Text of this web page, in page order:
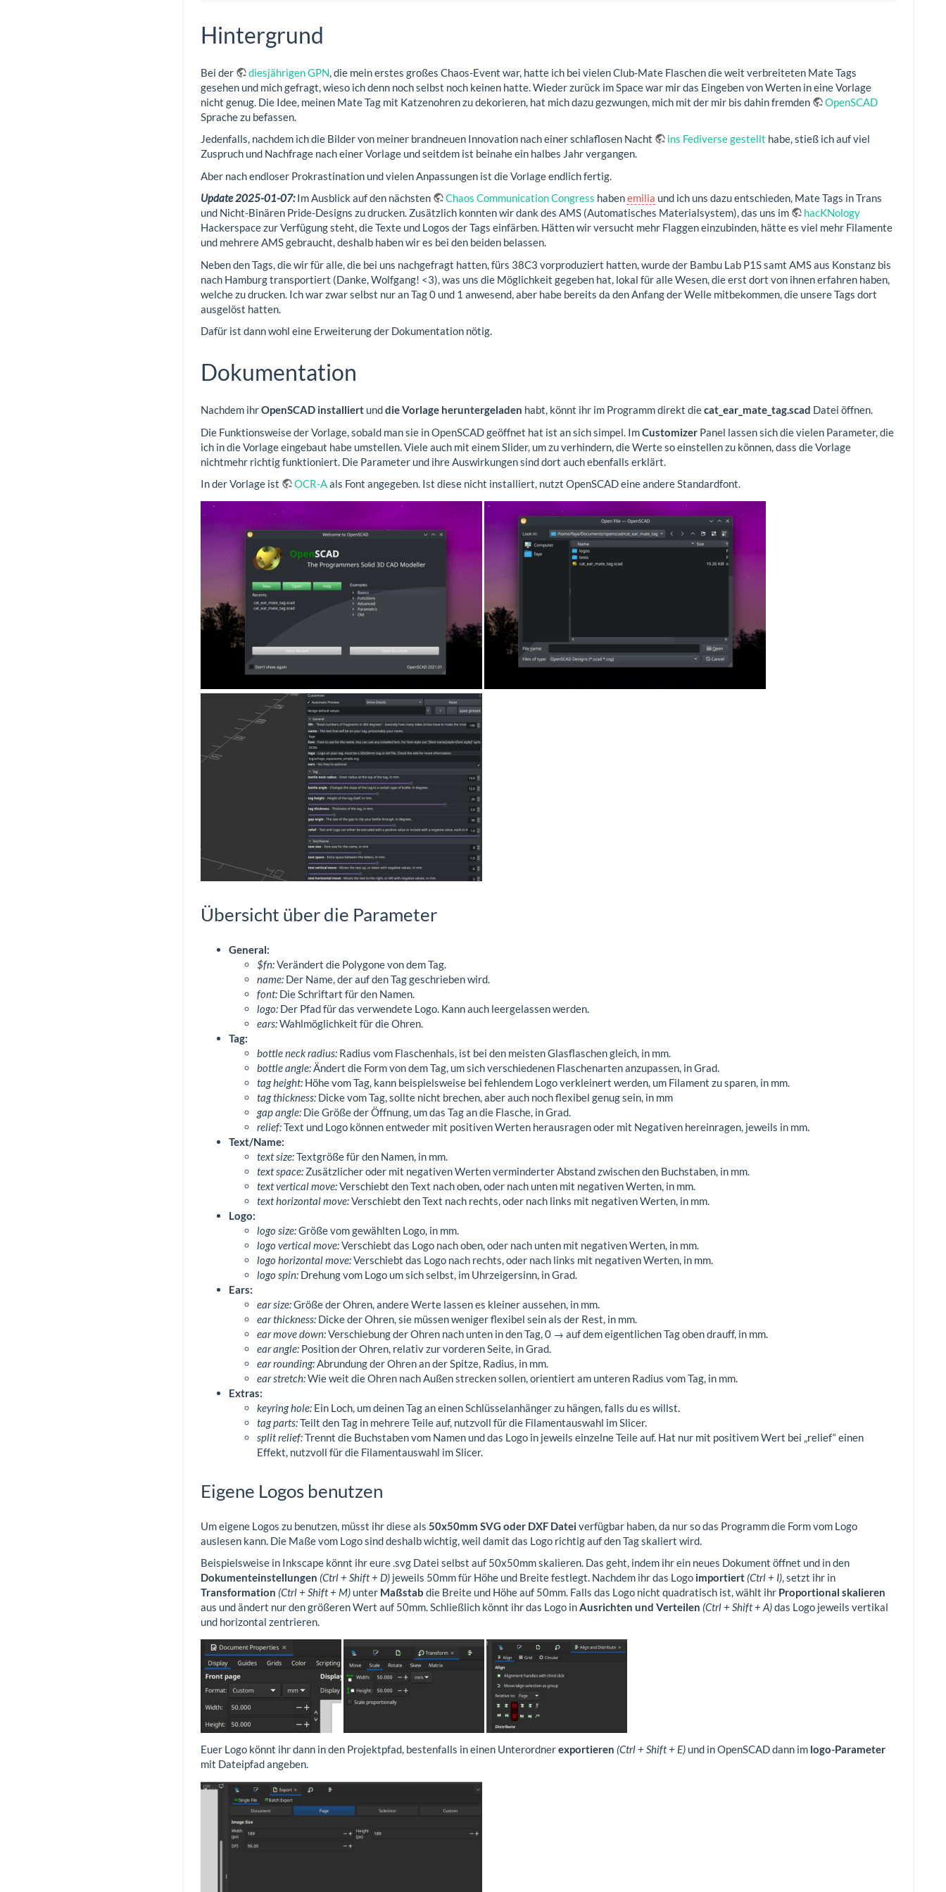
Hintergrund
Bei der diesjährigen GPN, die mein erstes großes Chaos-Event war, hatte ich bei vielen Club-Mate Flaschen die weit verbreiteten Mate Tags
gesehen und mich gefragt, wieso ich denn noch selbst noch keinen hatte. Wieder zurück im Space war mir das Eingeben von Werten in eine Vorlage
nicht genug. Die Idee, meinen Mate Tag mit Katzenohren zu dekorieren, hat mich dazu gezwungen, mich mit der mir bis dahin fremden
OpenSCAD
Sprache zu befassen.
Jedenfalls, nachdem ich die Bilder von meiner brandneuen Innovation nach einer schlaflosen Nacht
ins Fediverse gestellt habe, stieß ich auf viel
Zuspruch und Nachfrage nach einer Vorlage und seitdem ist beinahe ein halbes Jahr vergangen.
Aber nach endloser Prokrastination und vielen Anpassungen ist die Vorlage endlich fertig.
Update 2025-01-07:Im Ausblick auf den nächsten Chaos Communication Congress habenemilia und ich uns dazu entschieden, Mate Tags in Trans
und Nicht-Binären Pride-Designs zu drucken. Zusätzlich konnten wir dank des AMS (Automatisches Materialsystem), das uns im
hacKNology
Hackerspace zur Verfügung steht, die Texte und Logos der Tags einfärben. Hätten wir versucht mehr Flaggen einzubinden, hätte es viel mehr Filamente
und mehrere AMS gebraucht, deshalb haben wir es bei den beiden belassen.
Neben den Tags, die wir für alle, die bei uns nachgefragt hatten, fürs 38C3 vorproduziert hatten, wurde der Bambu Lab P1S samt AMS aus Konstanz bis
nach Hamburg transportiert (Danke, Wolfgang! <3), was uns die Möglichkeit gegeben hat, lokal für alle Wesen, die erst dort von ihnen erfahren haben,
welche zu drucken. Ich war zwar selbst nur an Tag 0 und 1 anwesend, aber habe bereits da den Anfang der Welle mitbekommen, die unsere Tags dort
ausgelöst hatten.
Dafür ist dann wohl eine Erweiterung der Dokumentation nötig.
Dokumentation
Nachdem ihrOpenSCAD installiert unddie Vorlage heruntergeladen habt, könnt ihr im Programm direkt diecat_ear_mate_tag.scad Datei öffnen.
Die Funktionsweise der Vorlage, sobald man sie in OpenSCAD geöffnet hat ist an sich simpel. ImCustomizer Panel lassen sich die vielen Parameter, die
ich in die Vorlage eingebaut habe umstellen. Viele auch mit einem Slider, um zu verhindern, die Werte so einstellen zu können, dass die Vorlage
nichtmehr richtig funktioniert. Die Parameter und ihre Auswirkungen sind dort auch ebenfalls erklärt.
In der Vorlage ist
OCR-Aals Font angegeben. Ist diese nicht installiert, nutzt OpenSCAD eine andere Standardfont.
Übersicht über die Parameter
General:
$fn:Verändert die Polygone von dem Tag.
name: Der Name, der auf den Tag geschrieben wird.
font: Die Schriftart für den Namen.
logo: Der Pfad für das verwendete Logo. Kann auch leergelassen werden.
ears:Wahlmöglichkeit für die Ohren.
Tag:
bottle neck radius: Radius vom Flaschenhals, ist bei den meisten Glasflaschen gleich, in mm.
bottle angle:Ändert die Form von dem Tag, um sich verschiedenen Flaschenarten anzupassen, in Grad.
tag height: Höhe vom Tag, kann beispielsweise bei fehlendem Logo verkleinert werden, um Filament zu sparen, in mm.
tag thickness: Dicke vom Tag, sollte nicht brechen, aber auch noch flexibel genug sein, in mm
gap angle: Die Größe der Öffnung, um das Tag an die Flasche, in Grad.
relief:Text und Logo können entweder mit positiven Werten herausragen oder mit Negativen hereinragen, jeweils in mm.
Text/Name:
text size:Textgröße für den Namen, in mm.
text space: Zusätzlicher oder mit negativen Werten verminderter Abstand zwischen den Buchstaben, in mm.
text vertical move:Verschiebt den Text nach oben, oder nach unten mit negativen Werten, in mm.
text horizontal move:Verschiebt den Text nach rechts, oder nach links mit negativen Werten, in mm.
Logo:
logo size:Größe vom gewählten Logo, in mm.
logo vertical move:Verschiebt das Logo nach oben, oder nach unten mit negativen Werten, in mm.
logo horizontal move:Verschiebt das Logo nach rechts, oder nach links mit negativen Werten, in mm.
logo spin: Drehung vom Logo um sich selbst, im Uhrzeigersinn, in Grad.
Ears:
ear size:Größe der Ohren, andere Werte lassen es kleiner aussehen, in mm.
ear thickness: Dicke der Ohren, sie müssen weniger flexibel sein als der Rest, in mm.
ear move down:Verschiebung der Ohren nach unten in den Tag, 0 → auf dem eigentlichen Tag oben drauff, in mm.
ear angle: Position der Ohren, relativ zur vorderen Seite, in Grad.
ear rounding:Abrundung der Ohren an der Spitze, Radius, in mm.
ear stretch:Wie weit die Ohren nach Außen strecken sollen, orientiert am unteren Radius vom Tag, in mm.
Extras:
keyring hole: Ein Loch, um deinen Tag an einen Schlüsselanhänger zu hängen, falls du es willst.
tag parts:Teilt den Tag in mehrere Teile auf, nutzvoll für die Filamentauswahl im Slicer.
split relief:Trennt die Buchstaben vom Namen und das Logo in jeweils einzelne Teile auf. Hat nur mit positivem Wert bei „relief“ einen
Effekt, nutzvoll für die Filamentauswahl im Slicer.
Eigene Logos benutzen
Um eigene Logos zu benutzen, müsst ihr diese als 50x50mm SVG oder DXF Dateiverfügbar haben, da nur so das Programm die Form vom Logo
auslesen kann. Die Maße vom Logo sind deshalb wichtig, weil damit das Logo richtig auf den Tag skaliert wird.
Beispielsweise in Inkscape könnt ihr eure .svg Datei selbst auf 50x50mm skalieren. Das geht, indem ihr ein neues Dokument öffnet und in den
Dokumenteinstellungen (Ctrl + Shift + D) jeweils 50mm für Höhe und Breite festlegt. Nachdem ihr das Logo importiert (Ctrl + I), setzt ihr in
Transformation (Ctrl + Shift + M) unter Maßstab die Breite und Höhe auf 50mm. Falls das Logo nicht quadratisch ist, wählt ihr Proportional skalieren
aus und ändert nur den größeren Wert auf 50mm. Schließlich könnt ihr das Logo inAusrichten und Verteilen (Ctrl + Shift + A)das Logo jeweils vertikal
und horizontal zentrieren.
Euer Logo könnt ihr dann in den Projektpfad, bestenfalls in einen Unterordnerexportieren (Ctrl + Shift + E) und in OpenSCAD dann im logo-Parameter
mit Dateipfad angeben.